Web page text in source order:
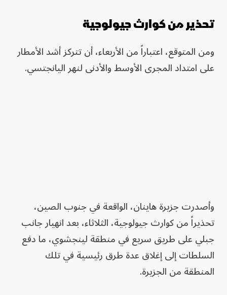
تحذير من كوارث جيولوجية
ومن المتوقع، اعتباراً من الأربعاء، أن تتركز أشد الأمطار
على امتداد المجرى الأوسط والأدنى لنهر اليانجتسي.
وأصدرت جزيرة هاينان، الواقعة في جنوب الصين،
تحذيراً من كوارث جيولوجية، الثلاثاء، بعد انهيار جانب
جبلي على طريق سريع في منطقة لينجشوي، ما دفع
السلطات إلى إغلاق عدة طرق رئيسية في تلك
المنطقة من الجزيرة.